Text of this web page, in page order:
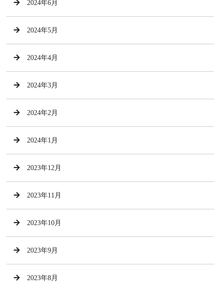
2024年6月
2024年5月
2024年4月
2024年3月
2024年2月
2024年1月
2023年12月
2023年11月
2023年10月
2023年9月
2023年8月